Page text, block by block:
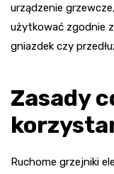
urządzenie
użytkować zgodnie
gniazdek czy
Zasady
Ruchome grzejniki